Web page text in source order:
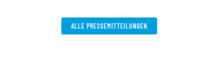
ALLE PRESSEMITTEILUNGEN